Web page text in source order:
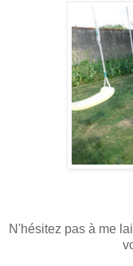
N'hésitez pas à me